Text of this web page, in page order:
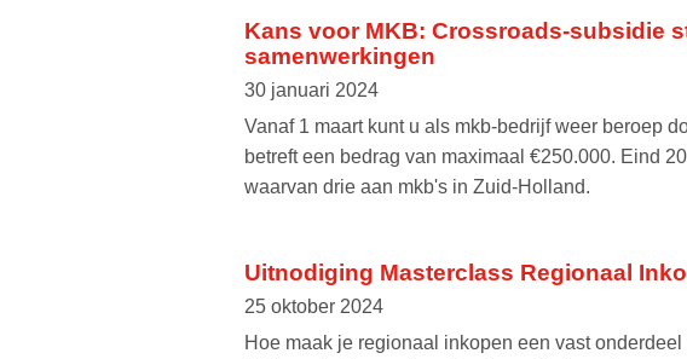
Kans voor MKB: Crossroads-subsidie
samenwerkingen
30 januari 2024
Vanaf 1 maart kunt u als mkb-bedrijf weer beroep
betreft een bedrag van maximaal €250.000. Eind
waarvan drie aan mkb's in Zuid-Holland.
Uitnodiging Masterclass Regionaal
25 oktober 2024
Hoe maak je regionaal inkopen een vast